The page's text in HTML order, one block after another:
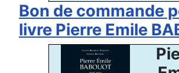
Bon de commande
livre Pierre Emile